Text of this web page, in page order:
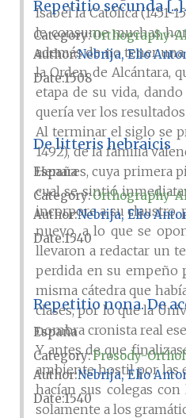
Isabel la Católica
le consume muchas
además de no tener
la Orden de Alcántara,
etapa de su vida,
quería ver los
Al terminar el siglo se
1492), de la familia
Henares, cuya primera
cual se sintió
incorpore a su claustro,
nuevo, a lo que se
llevaron a redactar un
perdida en su empeño
misma cátedra que
clases, por lo que la
nombra cronista real
Y antes de que
ambiente hostil por las
hacían sus colegas
solamente a los
Repetitio secunda
Category:Orthography-
Author Nebrija, Elio
Date1508
De litteris hebraicis
España
Category:Orthography-
Author Nebrija, Elio
Date1540
Repetitio nona. De
España
Category:Prosody-
Author Nebrija, Elio
Date1540